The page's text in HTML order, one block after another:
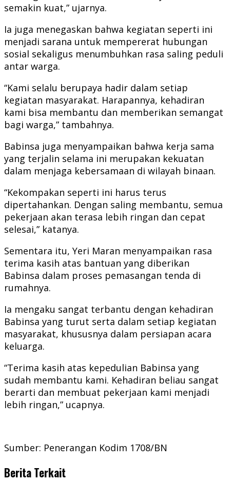
semakin kuat,” ujarnya.
Ia juga menegaskan bahwa kegiatan seperti ini
menjadi sarana untuk mempererat hubungan
sosial sekaligus menumbuhkan rasa saling peduli
antar warga.
“Kami selalu berupaya hadir dalam setiap
kegiatan masyarakat. Harapannya, kehadiran
kami bisa membantu dan memberikan semangat
bagi warga,” tambahnya.
Babinsa juga menyampaikan bahwa kerja sama
yang terjalin selama ini merupakan kekuatan
dalam menjaga kebersamaan di wilayah binaan.
“Kekompakan seperti ini harus terus
dipertahankan. Dengan saling membantu, semua
pekerjaan akan terasa lebih ringan dan cepat
selesai,” katanya.
Sementara itu, Yeri Maran menyampaikan rasa
terima kasih atas bantuan yang diberikan
Babinsa dalam proses pemasangan tenda di
rumahnya.
Ia mengaku sangat terbantu dengan kehadiran
Babinsa yang turut serta dalam setiap kegiatan
masyarakat, khususnya dalam persiapan acara
keluarga.
“Terima kasih atas kepedulian Babinsa yang
sudah membantu kami. Kehadiran beliau sangat
berarti dan membuat pekerjaan kami menjadi
lebih ringan,” ucapnya.
Sumber: Penerangan Kodim 1708/BN
Berita Terkait